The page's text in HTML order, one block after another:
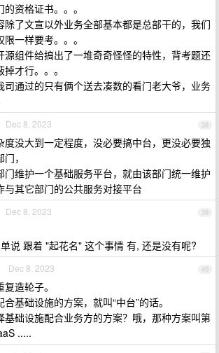
资格证书。。。
除了文宣以外业务全部基本都是总部干的，我们
一样要考。。。
源组件给搞出了一堆奇奇怪怪的特性，背考题还
才行。。。
司通过的只有俩个送去凑数的看门老大爷，业务
38
Dec 8, 2023
度没大到一定程度，没必要搞中台，更没必要独
，
门维护一个基础服务平台，就由该部门统一维护
与其它部门的公共服务对接平台
39
Dec 8, 2023
说 跟着 "起花名" 这个事情 有, 还是没有呢?
40
Dec 8, 2023
造轮子。
基础设施的方案，就叫“中台”的话。
基础设施配合业务方的方案？哦，那种方案叫第
.....